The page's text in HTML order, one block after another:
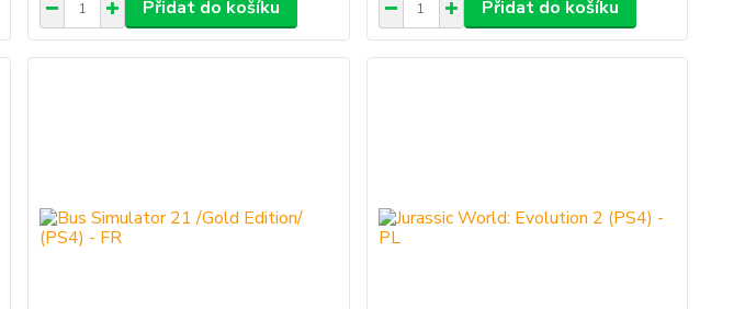
Přidat do košíku Přidat do košíku